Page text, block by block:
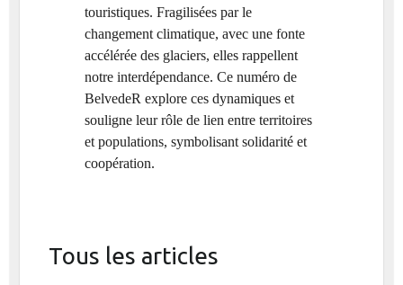
touristiques. Fragilisées par le
changement climatique, avec une fonte
accélérée des glaciers, elles rappellent
notre interdépendance. Ce numéro de
BelvedeR explore ces dynamiques et
souligne leur rôle de lien entre territoires
et populations, symbolisant solidarité et
coopération.
Tous les articles